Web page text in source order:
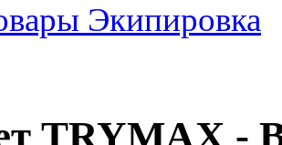
Экипировка